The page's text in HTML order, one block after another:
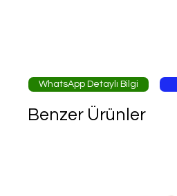
WhatsApp Detaylı Bilgi
Benzer Ürünler